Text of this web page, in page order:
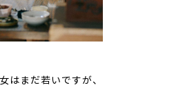
はまだ若いですが、